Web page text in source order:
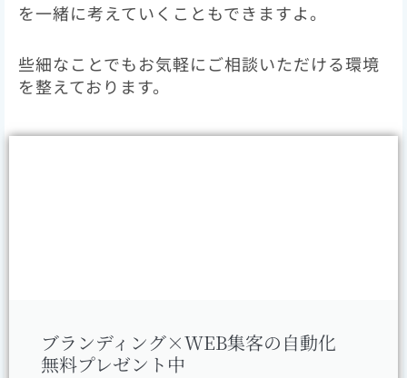
を一緒に考えていくこともできますよ。
些細なことでもお気軽にご相談いただける環境
を整えております。
ブランディング×WEB集客の自動化
無料プレゼント中